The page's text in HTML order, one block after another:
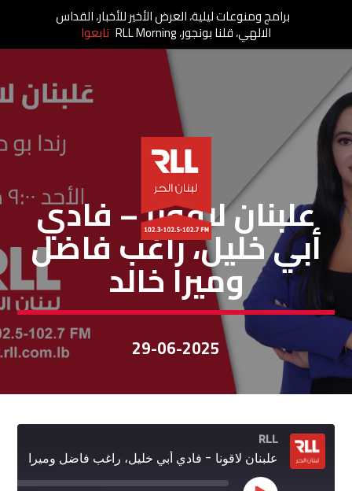
عَلبنان لاقونا
علبنان لاقونا – فادي
أبي خليل، راغب فاضل
وميرا خالد
29-06-2025
RLL
برامج ومنوعات ليلية، العرض الأخير للأخبار، القداس
الالهي، قلنا بونجور، RLL Morning تابعوا